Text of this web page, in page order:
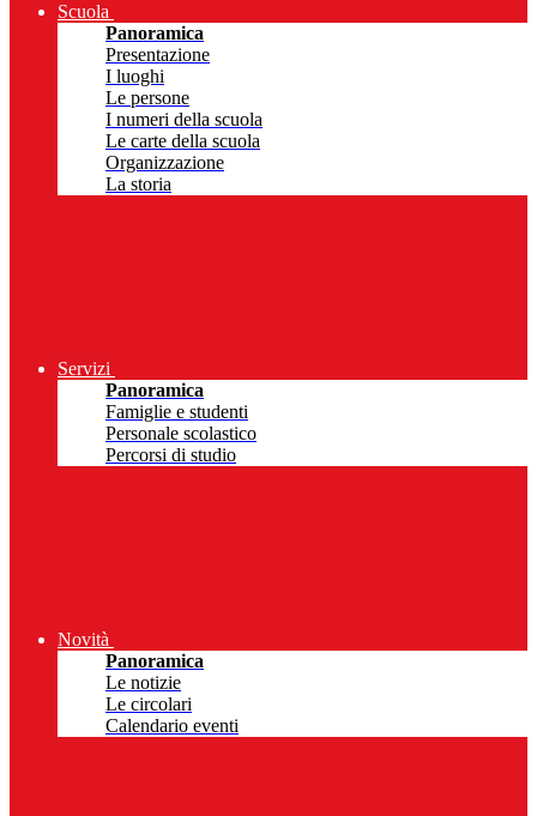
Scuola
Panoramica
Presentazione
I luoghi
Le persone
I numeri della scuola
Le carte della scuola
Organizzazione
La storia
Servizi
Panoramica
Famiglie e studenti
Personale scolastico
Percorsi di studio
Novità
Panoramica
Le notizie
Le circolari
Calendario eventi